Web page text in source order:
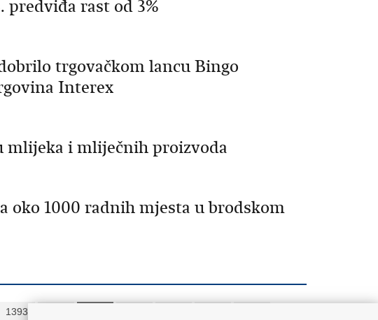
predviđa rast od 3%
trgovačkom lancu Bingo
Interex
mlijeka i mliječnih proizvoda
oko 1000 radnih mjesta u brodskom
1393